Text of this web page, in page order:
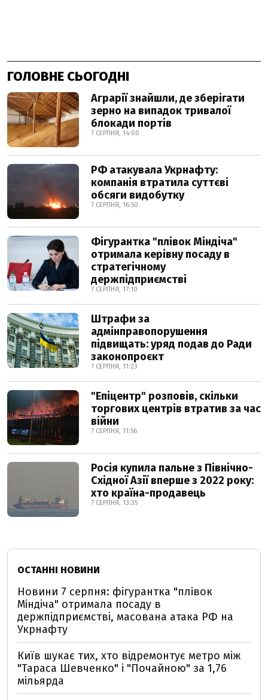
ГОЛОВНЕ СЬОГОДНІ
Аграрії знайшли, де зберігати
зерно на випадок тривалої
блокади портів
7 СЕРПНЯ, 14:00
РФ атакувала Укрнафту:
компанія втратила суттєві
обсяги видобутку
7 СЕРПНЯ, 16:50
Фігурантка "плівок Міндіча"
отримала керівну посаду в
стратегічному
держпідприємстві
7 СЕРПНЯ, 17:10
Штрафи за
адмінправопорушення
підвищать: уряд подав до Ради
законопроєкт
7 СЕРПНЯ, 11:23
"Епіцентр" розповів, скільки
торгових центрів втратив за час
війни
7 СЕРПНЯ, 11:56
Росія купила пальне з Північно-
Східної Азії вперше з 2022 року:
хто країна-продавець
7 СЕРПНЯ, 13:35
ОСТАННІ НОВИНИ
Новини 7 серпня: фігурантка "плівок
Міндіча" отримала посаду в
держпідприємстві, масована атака РФ на
Укрнафту
Київ шукає тих, хто відремонтує метро між
"Тараса Шевченко" і "Почайною" за 1,76
мільярда